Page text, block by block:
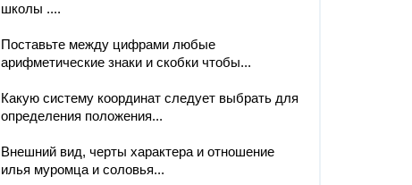
школы ....
Поставьте между цифрами любые
арифметические знаки и скобки чтобы...
Какую систему координат следует выбрать для
определения положения...
Внешний вид, черты характера и отношение
илья муромца и соловья...